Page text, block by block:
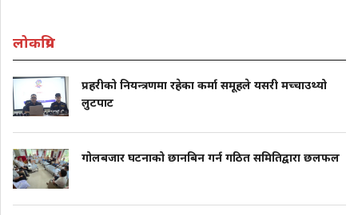
लोकप्रिय
प्रहरीको नियन्त्रणमा रहेका कर्मा समूहले यसरी मच्चाउथ्यो
लुटपाट
गोलबजार घटनाको छानबिन गर्न गठित समितिद्वारा छलफल